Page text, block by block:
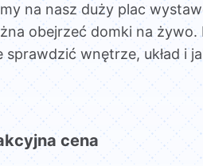
na nasz duży plac
obejrzeć domki na żywo.
sprawdzić wnętrze, układ i
cena